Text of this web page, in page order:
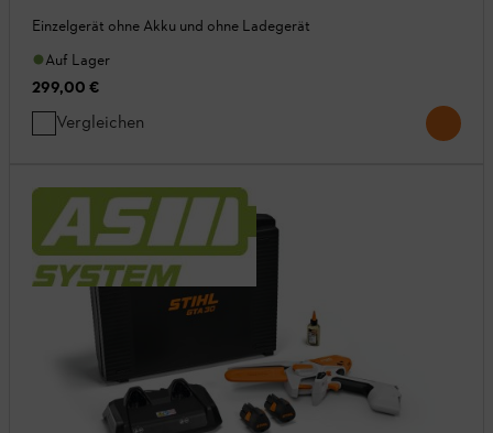
Einzelgerät ohne Akku und ohne Ladegerät
Auf Lager
299,00 €
Vergleichen